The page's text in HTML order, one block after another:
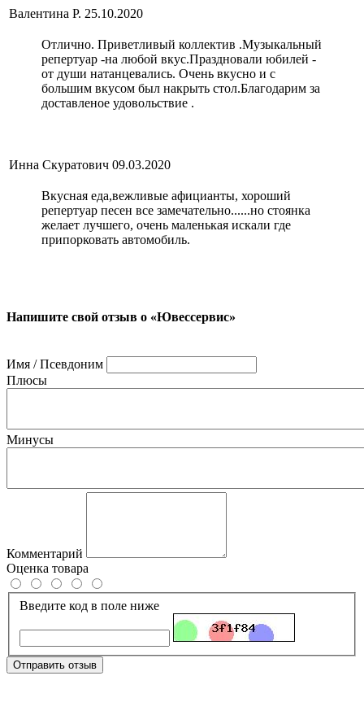
Валентина Р. 25.10.2020
Отлично. Приветливый коллектив .Музыкальный
репертуар -на любой вкус.Праздновали юбилей -
от души натанцевались. Очень вкусно и с
большим вкусом был накрыть стол.Благодарим за
доставленое удовольствие .
Инна Скуратович 09.03.2020
Вкусная еда,вежливые афицианты, хороший
репертуар песен все замечательно......но стоянка
желает лучшего, очень маленькая искали где
припорковать автомобиль.
Напишите свой отзыв о «Ювессервис»
Имя / Псевдоним
Плюсы
Минусы
Комментарий
Оценка товара
Введите код в поле ниже
Отправить отзыв